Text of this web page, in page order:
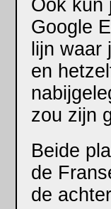
Ook kun
Google
lijn
en
zou zijn
Beide
de
de